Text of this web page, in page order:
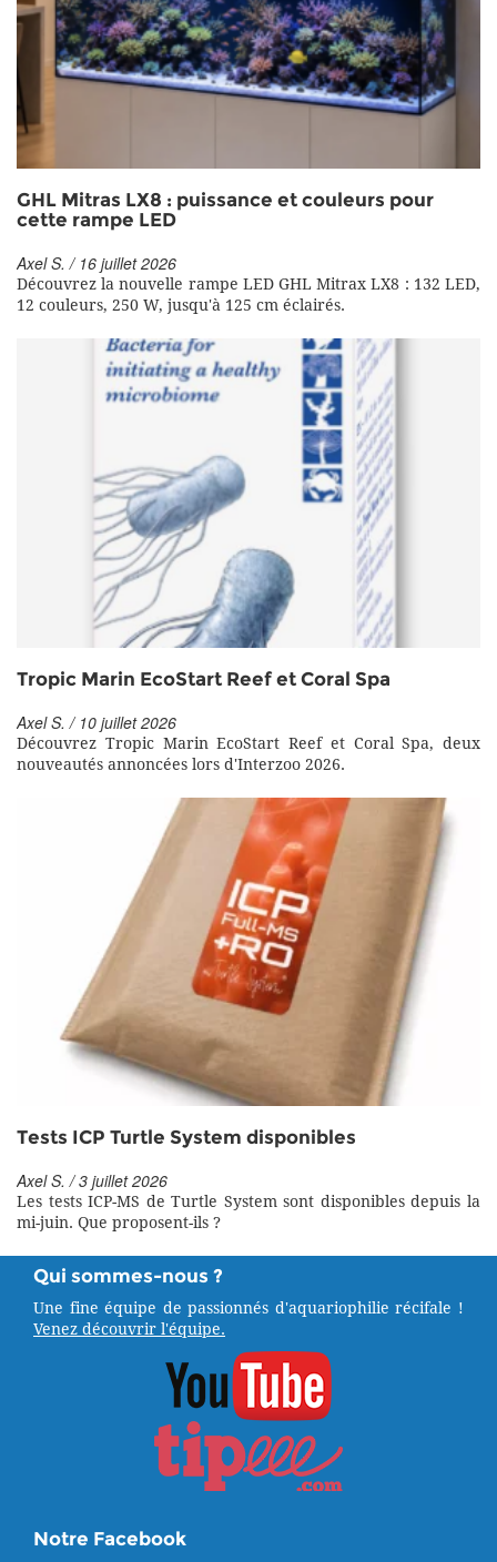
GHL Mitras LX8 : puissance et couleurs pour
cette rampe LED
Axel S. / 16 juillet 2026
Découvrez la nouvelle rampe LED GHL Mitrax LX8 : 132 LED,
12 couleurs, 250 W, jusqu'à 125 cm éclairés.
Tropic Marin EcoStart Reef et Coral Spa
Axel S. / 10 juillet 2026
Découvrez Tropic Marin EcoStart Reef et Coral Spa, deux
nouveautés annoncées lors d'Interzoo 2026.
Tests ICP Turtle System disponibles
Axel S. / 3 juillet 2026
Les tests ICP-MS de Turtle System sont disponibles depuis la
mi-juin. Que proposent-ils ?
Qui sommes-nous ?
Une fine équipe de passionnés d'aquariophilie récifale !
Venez découvrir l'équipe.
Notre Facebook